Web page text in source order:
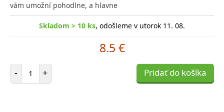
vám umožní pohodlne, a hlavne
Skladom > 10 ks, odošleme v utorok 11. 08.
8.5 €
- Počet položiek
+ Pridať do košíka